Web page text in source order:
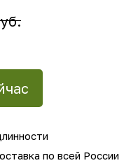
по всей России